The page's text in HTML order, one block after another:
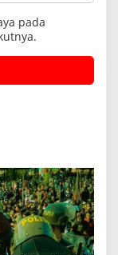
pada